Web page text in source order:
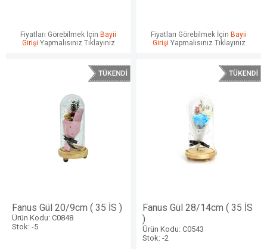
Fiyatları Görebilmek İçin Bayii
Girişi Yapmalısınız Tıklayınız
Fiyatları Görebilmek İçin Bayii
Girişi Yapmalısınız Tıklayınız
Fanus Gül 20/9cm ( 35 İS )
Ürün Kodu: C0848
Stok: -5
Fanus Gül 28/14cm ( 35 İS
)
Ürün Kodu: C0543
Stok: -2